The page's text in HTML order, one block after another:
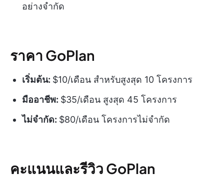
อย่างจำกัด
ราคา GoPlan
เริ่มต้น: $10/เดือน สำหรับสูงสุด 10 โครงการ
มืออาชีพ: $35/เดือน สูงสุด 45 โครงการ
ไม่จำกัด: $80/เดือน โครงการไม่จำกัด
คะแนนและรีวิว GoPlan